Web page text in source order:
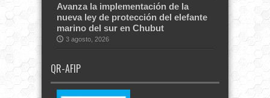
Avanza la implementación de la
nueva ley de protección del elefante
marino del sur en Chubut
3 agosto, 2026
QR-AFIP